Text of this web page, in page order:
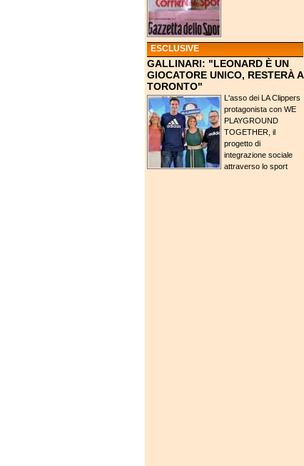
ESCLUSIVE
GALLINARI: "LEONARD È UN
GIOCATORE UNICO, RESTERÀ A
TORONTO"
L'asso dei LA Clippers
protagonista con WE
PLAYGROUND
TOGETHER, il
progetto di
integrazione sociale
attraverso lo sport